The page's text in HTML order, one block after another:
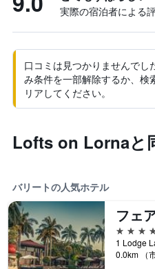
実際の宿泊者による
口コミは見つかりませんでし
み条件を一部解除するか、検
リアしてください。
Lofts on Lornaと
バリートの人気ホテル
4つ星
0.0km （